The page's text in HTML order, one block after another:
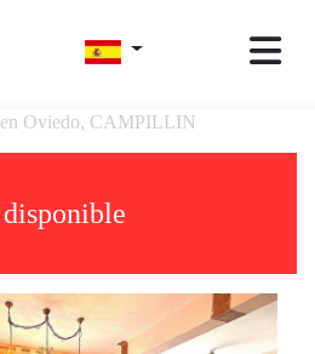
en Oviedo, CAMPILLIN